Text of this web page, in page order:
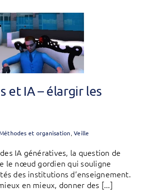
et IA – élargir les
et organisation ,Veille
IA génératives, la question de
le nœud gordien qui souligne
des institutions d’enseignement.
en mieux, donner des [...]